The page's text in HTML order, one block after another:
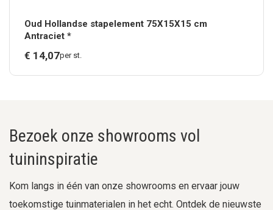
Oud Hollandse stapelement 75X15X15 cm
Antraciet *
€ 14,07per st.
Bezoek onze showrooms vol
tuininspiratie
Kom langs in één van onze showrooms en ervaar jouw
toekomstige tuinmaterialen in het echt. Ontdek de nieuwste